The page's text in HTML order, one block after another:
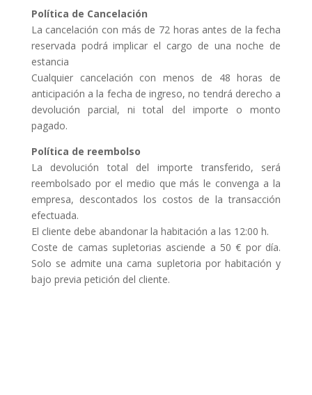
Política de Cancelación
La cancelación con más de 72 horas antes de la fecha
reservada podrá implicar el cargo de una noche de
estancia
Cualquier cancelación con menos de 48 horas de
anticipación a la fecha de ingreso, no tendrá derecho a
devolución parcial, ni total del importe o monto
pagado.
Política de reembolso
La devolución total del importe transferido, será
reembolsado por el medio que más le convenga a la
empresa, descontados los costos de la transacción
efectuada.
El cliente debe abandonar la habitación a las 12:00 h.
Coste de camas supletorias asciende a 50 € por día.
Solo se admite una cama supletoria por habitación y
bajo previa petición del cliente.